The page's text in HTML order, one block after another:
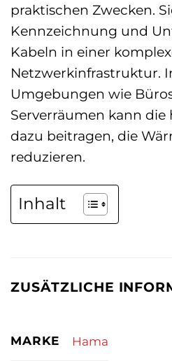
praktischen Zwecken.
Kennzeichnung und
Kabeln in einer
Netzwerkinfrastruktur.
Umgebungen wie
Serverräumen kann die
dazu beitragen, die
reduzieren.
Inhalt
ZUSÄTZLICHE
MARKE Hama